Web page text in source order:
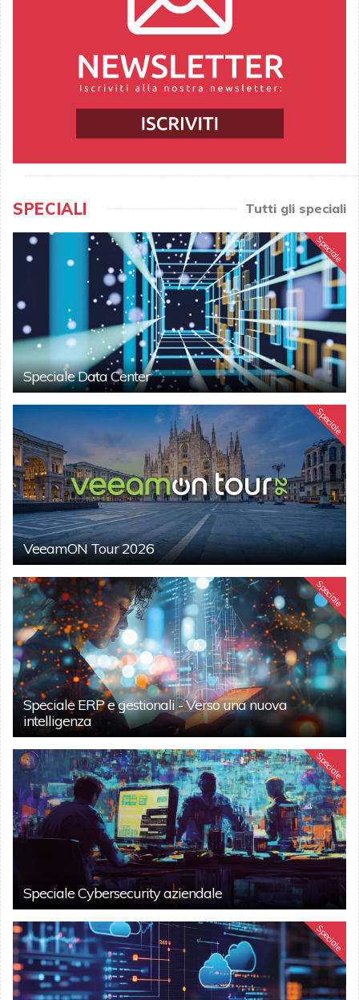
SPECIALI Tutti gli speciali
Speciale
Speciale Data Center
Speciale
VeeamON Tour 2026
Speciale
Speciale ERP e gestionali - Verso una nuova
intelligenza
Speciale
Speciale Cybersecurity aziendale
Speciale